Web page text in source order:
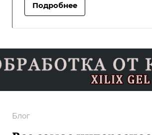
Подробнее
Блог